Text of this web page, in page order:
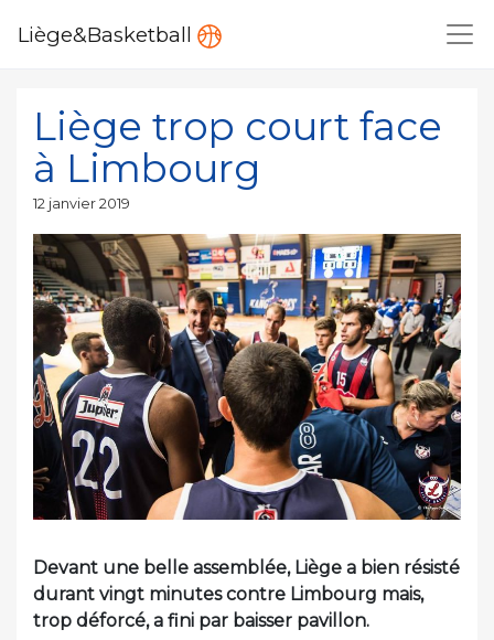
Liège&Basketball
Liège trop court face
à Limbourg
Publié
12 janvier 2019
Devant une belle assemblée, Liège a bien résisté
durant vingt minutes contre Limbourg mais,
trop déforcé, a fini par baisser pavillon.